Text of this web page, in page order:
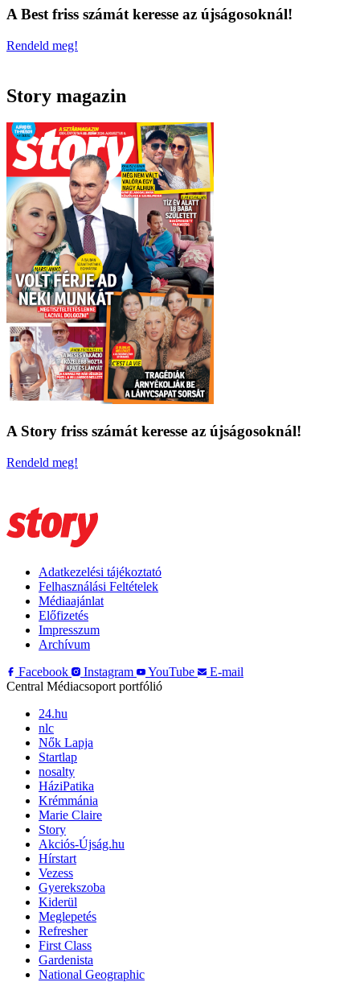
A Best friss számát keresse az újságosoknál!
Rendeld meg!
Story magazin
A Story friss számát keresse az újságosoknál!
Rendeld meg!
Adatkezelési tájékoztató
Felhasználási Feltételek
Médiaajánlat
Előfizetés
Impresszum
Archívum
Facebook
Instagram YouTube
E-mail
Central Médiacsoport portfólió
24.hu
nlc
Nők Lapja
Startlap
nosalty
HáziPatika
Krémmánia
Marie Claire
Story
Akciós-Újság.hu
Hírstart
Vezess
Gyerekszoba
Kiderül
Meglepetés
Refresher
First Class
Gardenista
National Geographic